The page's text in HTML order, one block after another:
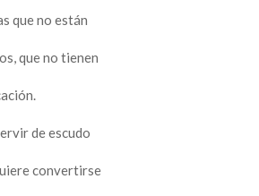
que no están
que no tienen
de escudo
convertirse